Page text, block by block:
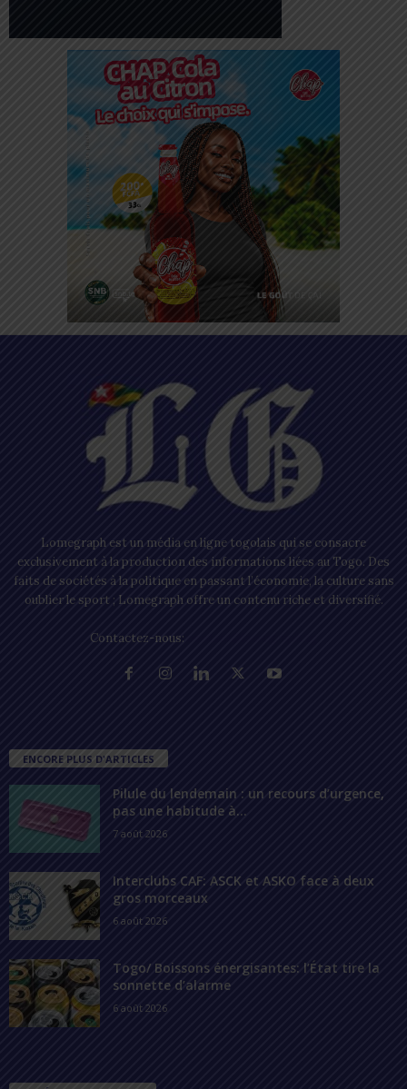
Lomegraph est un média en ligne togolais qui se consacre
exclusivement à la production des informations liées au Togo. Des
faits de sociétés à la politique en passant l’économie, la culture sans
oublier le sport ; Lomegraph offre un contenu riche et diversifié.
Contactez-nous:
ENCORE PLUS D'ARTICLES
Pilule du lendemain : un recours d’urgence,
pas une habitude à...
7 août 2026
Interclubs CAF: ASCK et ASKO face à deux
gros morceaux
6 août 2026
Togo/ Boissons énergisantes: l’État tire la
sonnette d’alarme
6 août 2026